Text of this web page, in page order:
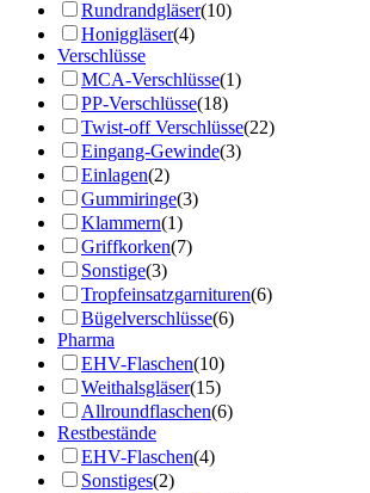
Rundrandgläser(10)
Honiggläser(4)
Verschlüsse
MCA-Verschlüsse(1)
PP-Verschlüsse(18)
Twist-off Verschlüsse(22)
Eingang-Gewinde(3)
Einlagen(2)
Gummiringe(3)
Klammern(1)
Griffkorken(7)
Sonstige(3)
Tropfeinsatzgarnituren(6)
Bügelverschlüsse(6)
Pharma
EHV-Flaschen(10)
Weithalsgläser(15)
Allroundflaschen(6)
Restbestände
EHV-Flaschen(4)
Sonstiges(2)